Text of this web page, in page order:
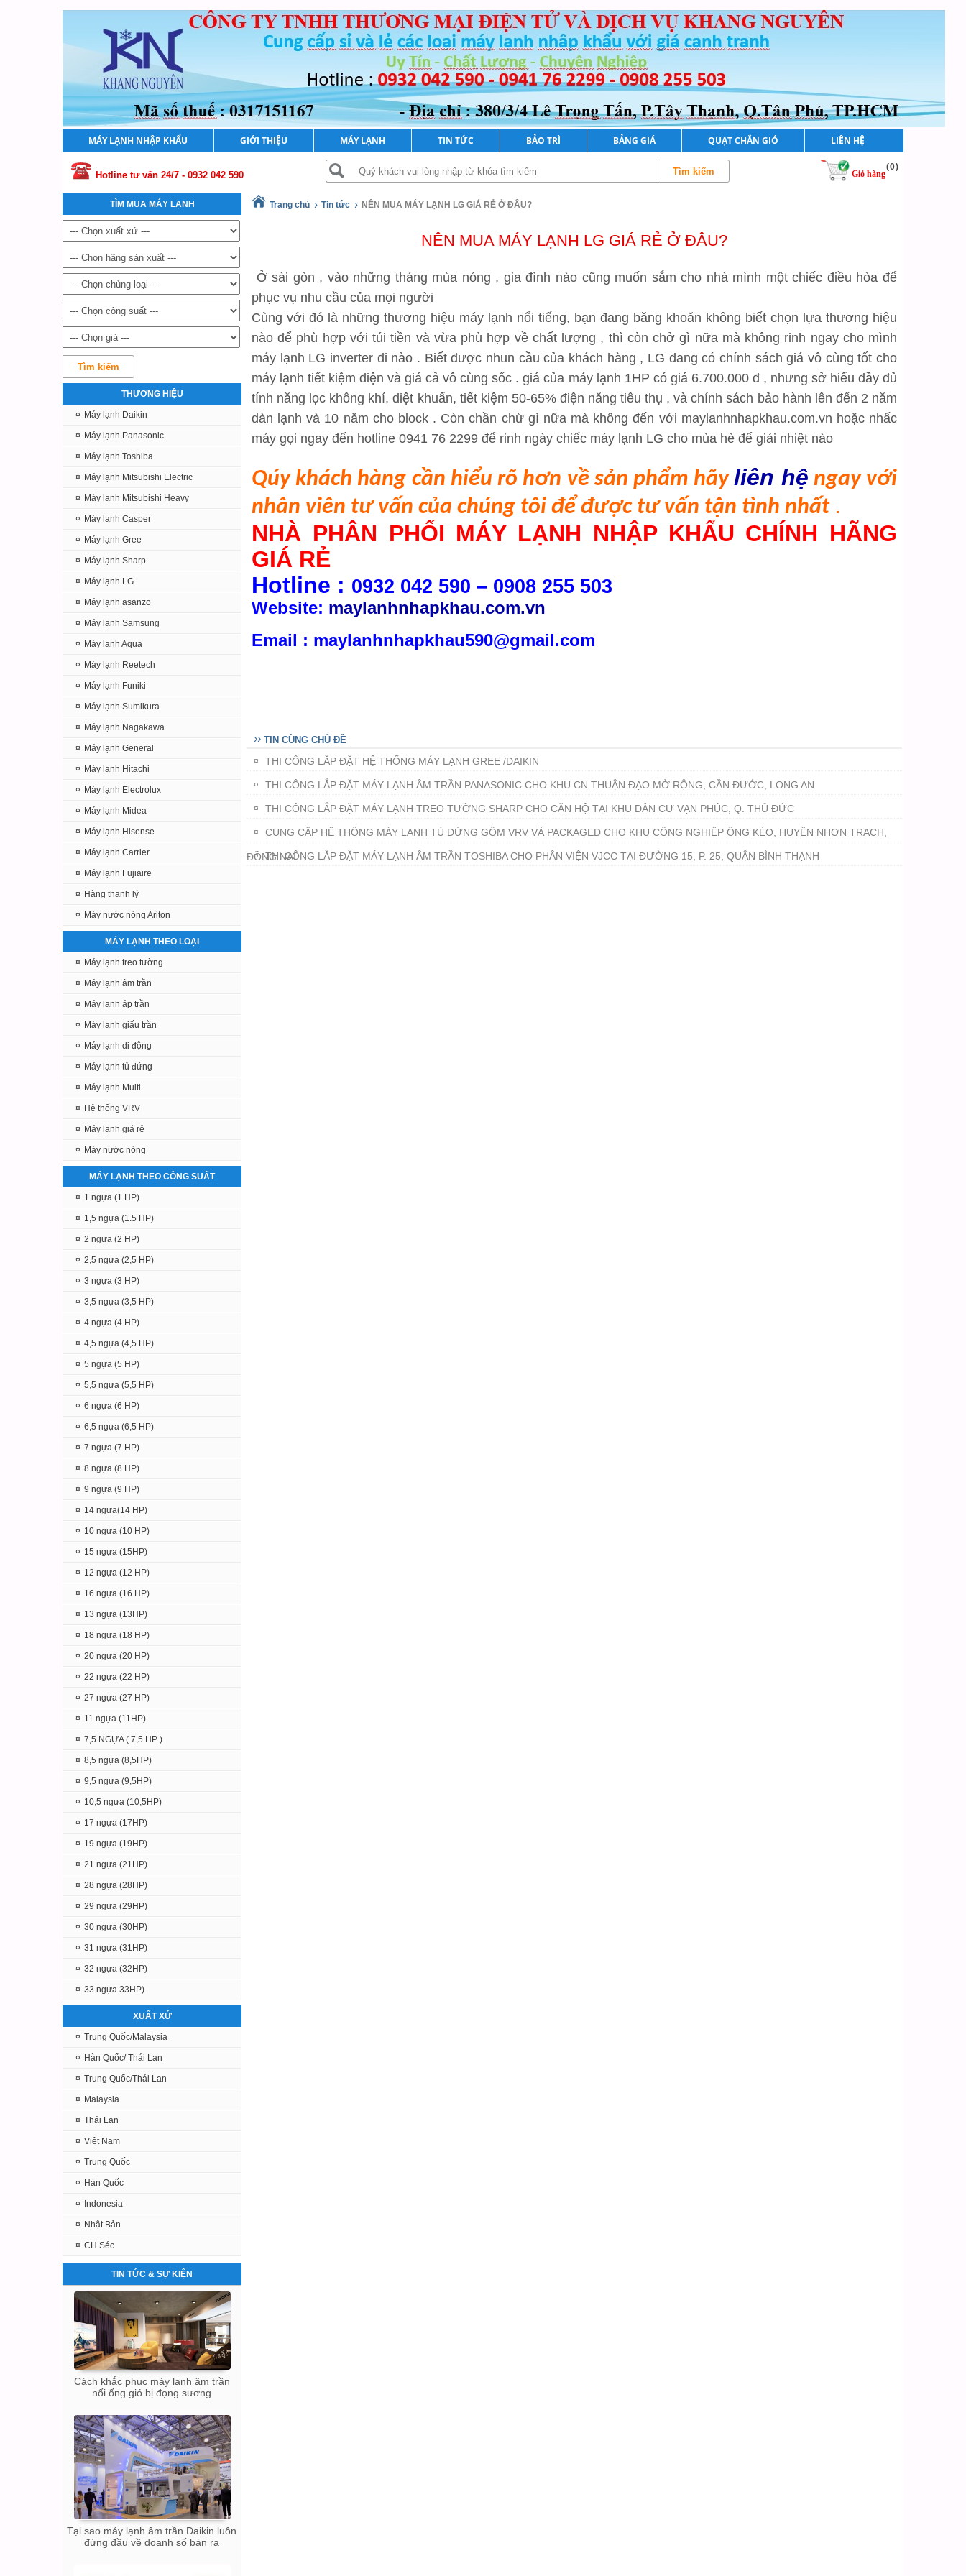
MÁY LẠNH NHẬP KHẨU GIỚI THIỆU MÁY LẠNH TIN TỨC BẢO TRÌ BẢNG GIÁ QUẠT CHẮN GIÓ LIÊN HỆ
Hotline tư vấn 24/7 - 0932 042 590 Giỏ hàng
(0)
TÌM MUA MÁY LẠNH
THƯƠNG HIỆU
¤ Máy lạnh Daikin
¤ Máy lạnh Panasonic
¤ Máy lạnh Toshiba
¤ Máy lạnh Mitsubishi Electric
¤ Máy lạnh Mitsubishi Heavy
¤ Máy lạnh Casper
¤ Máy lạnh Gree
¤ Máy lạnh Sharp
¤ Máy lạnh LG
¤ Máy lạnh asanzo
¤ Máy lạnh Samsung
¤ Máy lạnh Aqua
¤ Máy lạnh Reetech
¤ Máy lạnh Funiki
¤ Máy lạnh Sumikura
¤ Máy lạnh Nagakawa
¤ Máy lạnh General
¤ Máy lạnh Hitachi
¤ Máy lạnh Electrolux
¤ Máy lạnh Midea
¤ Máy lạnh Hisense
¤ Máy lạnh Carrier
¤ Máy lạnh Fujiaire
¤ Hàng thanh lý
¤ Máy nước nóng Ariton
MÁY LẠNH THEO LOẠI
¤ Máy lạnh treo tường
¤ Máy lạnh âm trần
¤ Máy lạnh áp trần
¤ Máy lạnh giấu trần
¤ Máy lạnh di động
¤ Máy lạnh tủ đứng
¤ Máy lạnh Multi
¤ Hệ thống VRV
¤ Máy lạnh giá rẻ
¤ Máy nước nóng
MÁY LẠNH THEO CÔNG SUẤT
¤ 1 ngựa (1 HP)
¤ 1,5 ngựa (1.5 HP)
¤ 2 ngựa (2 HP)
¤ 2,5 ngựa (2,5 HP)
¤ 3 ngựa (3 HP)
¤ 3,5 ngựa (3,5 HP)
¤ 4 ngựa (4 HP)
¤ 4,5 ngựa (4,5 HP)
¤ 5 ngựa (5 HP)
¤ 5,5 ngựa (5,5 HP)
¤ 6 ngựa (6 HP)
¤ 6,5 ngựa (6,5 HP)
¤ 7 ngựa (7 HP)
¤ 8 ngựa (8 HP)
¤ 9 ngựa (9 HP)
¤ 14 ngựa(14 HP)
¤ 10 ngựa (10 HP)
¤ 15 ngựa (15HP)
¤ 12 ngựa (12 HP)
¤ 16 ngựa (16 HP)
¤ 13 ngựa (13HP)
¤ 18 ngựa (18 HP)
¤ 20 ngựa (20 HP)
¤ 22 ngựa (22 HP)
¤ 27 ngựa (27 HP)
¤ 11 ngựa (11HP)
¤ 7,5 NGỰA ( 7,5 HP )
¤ 8,5 ngựa (8,5HP)
¤ 9,5 ngựa (9,5HP)
¤ 10,5 ngựa (10,5HP)
¤ 17 ngựa (17HP)
¤ 19 ngựa (19HP)
¤ 21 ngựa (21HP)
¤ 28 ngựa (28HP)
¤ 29 ngựa (29HP)
¤ 30 ngựa (30HP)
¤ 31 ngựa (31HP)
¤ 32 ngựa (32HP)
¤ 33 ngựa 33HP)
XUẤT XỨ
¤ Trung Quốc/Malaysia
¤ Hàn Quốc/ Thái Lan
¤ Trung Quốc/Thái Lan
¤ Malaysia
¤ Thái Lan
¤ Việt Nam
¤ Trung Quốc
¤ Hàn Quốc
¤ Indonesia
¤ Nhật Bản
¤ CH Séc
TIN TỨC & SỰ KIỆN
Cách khắc phục máy lạnh âm trần
nối ống gió bị đọng sương
Tại sao máy lạnh âm trần Daikin luôn
đứng đầu về doanh số bán ra
Trang chủ › Tin tức › NÊN MUA MÁY LẠNH LG GIÁ RẺ Ở ĐÂU?
NÊN MUA MÁY LẠNH LG GIÁ RẺ Ở ĐÂU?
Ở sài gòn , vào những tháng mùa nóng , gia đình nào cũng muốn sắm cho nhà mình một chiếc điều hòa để
phục vụ nhu cầu của mọi người
Cùng với đó là những thương hiệu máy lạnh nổi tiếng, bạn đang băng khoăn không biết chọn lựa thương hiệu
nào để phù hợp với túi tiền và vừa phù hợp về chất lượng , thì còn chở gì nữa mà không rinh ngay cho mình
máy lạnh LG inverter đi nào . Biết được nhun cầu của khách hàng , LG đang có chính sách giá vô cùng tốt cho
máy lạnh tiết kiệm điện và giá cả vô cùng sốc . giá của máy lạnh 1HP có giá 6.700.000 đ , nhưng sở hiểu đầy đủ
tính năng lọc không khí, diệt khuẩn, tiết kiệm 50-65% điện năng tiêu thụ , và chính sách bảo hành lên đến 2 năm
dàn lạnh và 10 năm cho block . Còn chần chừ gì nữa mà không đến với maylanhnhapkhau.com.vn hoặc nhấc
máy gọi ngay đến hotline 0941 76 2299 để rinh ngày chiếc máy lạnh LG cho mùa hè để giải nhiệt nào
Qúy khách hàng cần hiểu rõ hơn về sản phẩm hãyliên hệ ngay với
nhân viên tư vấn của chúng tôi để được tư vấn tận tình nhất .
NHÀ PHÂN PHỐI MÁY LẠNH NHẬP KHẨU CHÍNH HÃNG
GIÁ RẺ
Hotline : 0932 042 590 – 0908 255 503
Website: maylanhnhapkhau.com.vn
Email : maylanhnhapkhau590@gmail.com
›› TIN CÙNG CHỦ ĐỀ
¤ THI CÔNG LẮP ĐẶT HỆ THỐNG MÁY LẠNH GREE /DAIKIN
¤ THI CÔNG LẮP ĐẶT MÁY LẠNH ÂM TRẦN PANASONIC CHO KHU CN THUẬN ĐẠO MỞ RỘNG, CẦN ĐƯỚC, LONG AN
¤ THI CÔNG LẮP ĐẶT MÁY LẠNH TREO TƯỜNG SHARP CHO CĂN HỘ TẠI KHU DÂN CƯ VẠN PHÚC, Q. THỦ ĐỨC
¤ CUNG CẤP HỆ THỐNG MÁY LẠNH TỦ ĐỨNG GỒM VRV VÀ PACKAGED CHO KHU CÔNG NGHIỆP ÔNG KÈO, HUYỆN NHƠN TRẠCH,
ĐỒNG NAI.
¤THI CÔNG LẮP ĐẶT MÁY LẠNH ÂM TRẦN TOSHIBA CHO PHÂN VIỆN VJCC TẠI ĐƯỜNG 15, P. 25, QUẬN BÌNH THẠNH